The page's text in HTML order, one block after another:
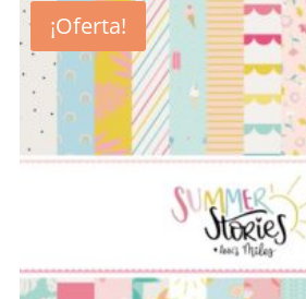
¡Oferta!